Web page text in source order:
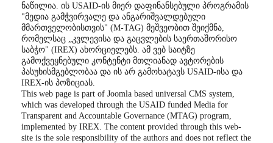
ნაწილია. ის USAID-ის მიერ დაფინანსებული პროგრამის
"მედია გამჭვირვალე და ანგარიშვალდებული
მმართველობისთვის" (M-TAG) მეშვეობით შეიქმნა,
რომელსაც „კვლევისა და გაცვლების საერთაშორისო
საბჭო" (IREX) ახორციელებს. ამ ვებ საიტზე
გამოქვეყნებული კონტენტი მთლიანად ავტორების
პასუხისმგებლობაა და ის არ გამოხატავს USAID-ისა და
IREX-ის პოზიციას.
This web page is part of Joomla based universal CMS system,
which was developed through the USAID funded Media for
Transparent and Accountable Governance (MTAG) program,
implemented by IREX. The content provided through this web-
site is the sole responsibility of the authors and does not reflect the